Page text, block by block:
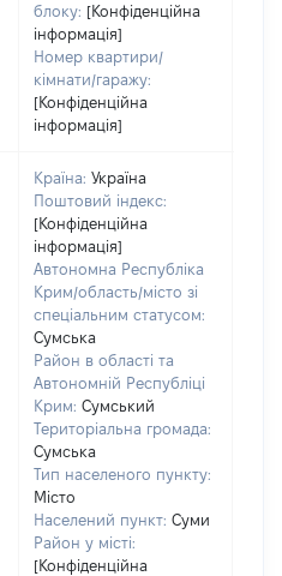
блоку: [Конфіденційна
інформація]
Номер квартири/
кімнати/гаражу:
[Конфіденційна
інформація]
Країна: Україна
Поштовий індекс:
[Конфіденційна
інформація]
Автономна Республіка
Крим/область/місто зі
спеціальним статусом:
Сумська
Район в області та
Автономній Республіці
Крим: Сумський
Територіальна громада:
Сумська
Тип населеного пункту:
Місто
Населений пункт: Суми
Район у місті:
[Конфіденційна